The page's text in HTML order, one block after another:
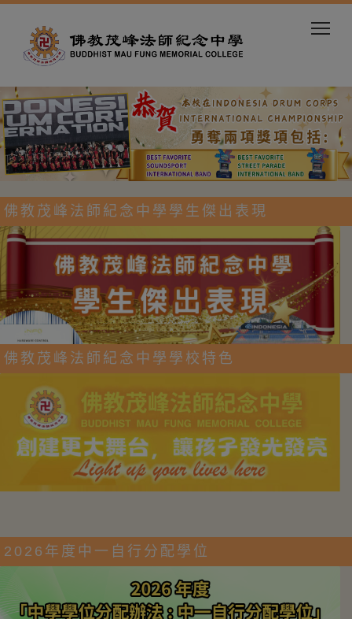
佛教茂峰法師紀念中學學生傑出表現
佛教茂峰法師紀念中學學校特色
2026年度中一自行分配學位